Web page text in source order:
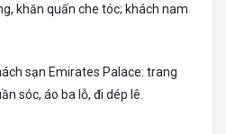
khăn quấn che tóc; khách nam
Emirates Palace: trang
sóc, áo ba lỗ, đi dép lê.